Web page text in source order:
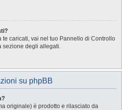
te caricati, vai nel tuo Pannello di Controllo
sezione degli allegati.
su phpBB
originale) è prodotto e rilasciato da